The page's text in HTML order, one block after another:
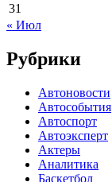
31
« Июл
Рубрики
Автоновости
Автособытия
Автоспорт
Автоэксперт
Актеры
Аналитика
Баскетбол